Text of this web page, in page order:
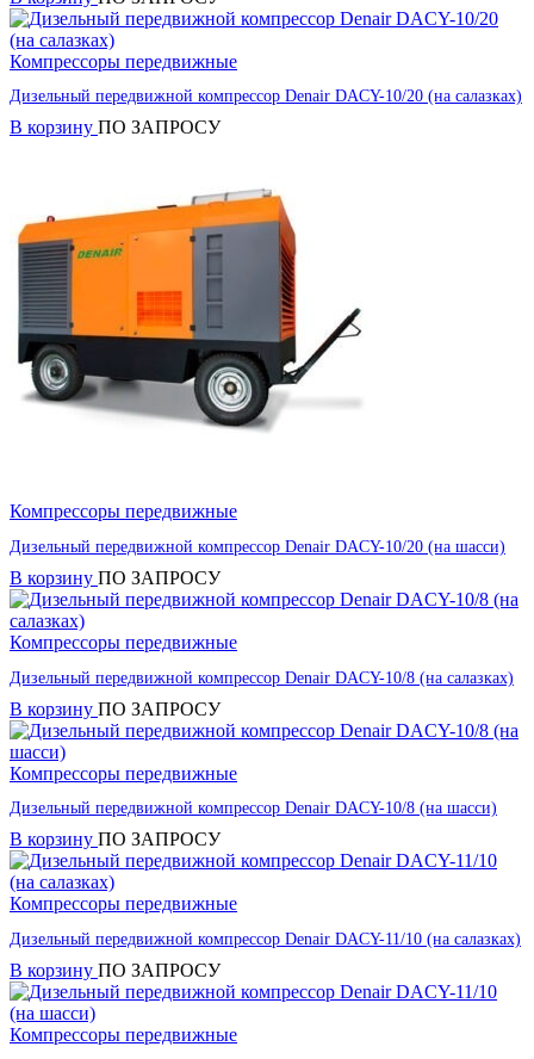
Компрессоры передвижные
Дизельный передвижной компрессор Denair DACY-10/20 (на салазках)
В корзину ПО ЗАПРОСУ
Компрессоры передвижные
Дизельный передвижной компрессор Denair DACY-10/20 (на шасси)
В корзину ПО ЗАПРОСУ
Компрессоры передвижные
Дизельный передвижной компрессор Denair DACY-10/8 (на салазках)
В корзину ПО ЗАПРОСУ
Компрессоры передвижные
Дизельный передвижной компрессор Denair DACY-10/8 (на шасси)
В корзину ПО ЗАПРОСУ
Компрессоры передвижные
Дизельный передвижной компрессор Denair DACY-11/10 (на салазках)
В корзину ПО ЗАПРОСУ
Компрессоры передвижные